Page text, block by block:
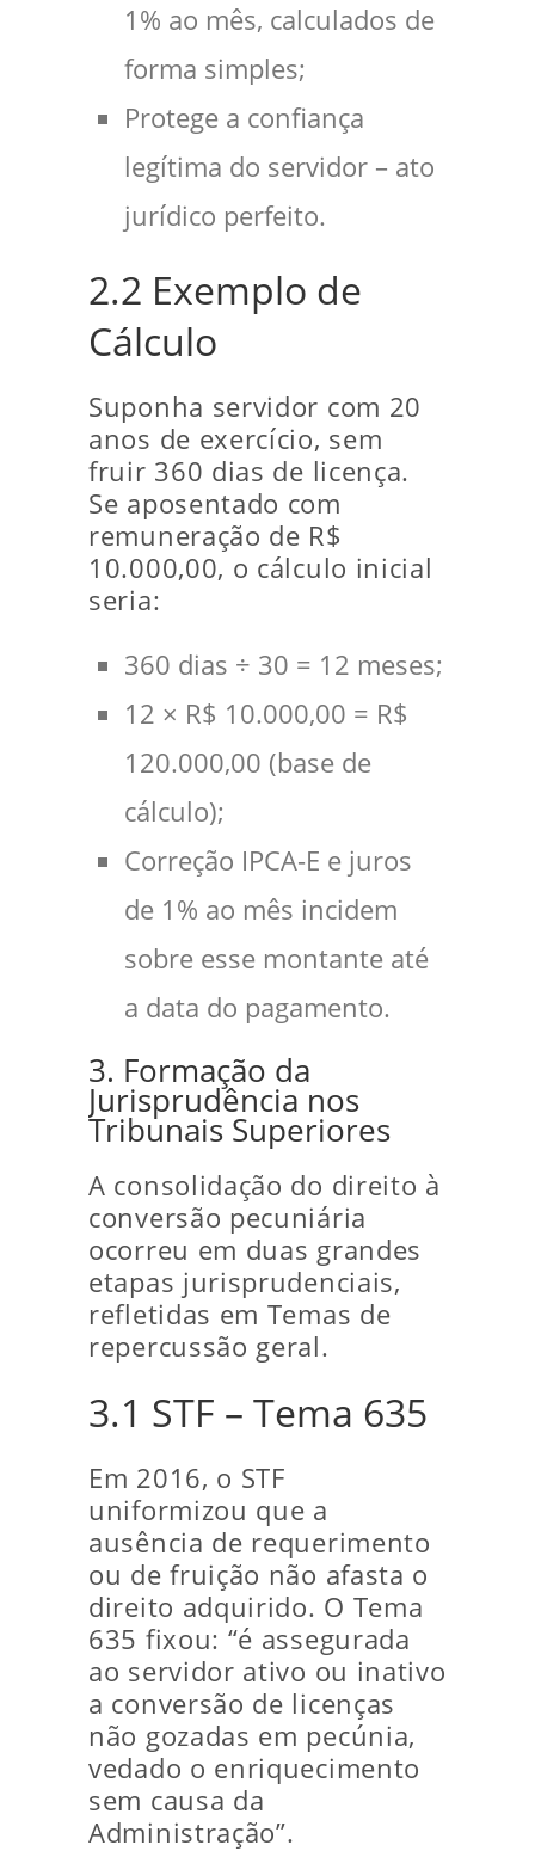
1% ao mês, calculados de
forma simples;
Protege a confiança
legítima do servidor – ato
jurídico perfeito.
2.2 Exemplo de
Cálculo
Suponha servidor com 20
anos de exercício, sem
fruir 360 dias de licença.
Se aposentado com
remuneração de R$
10.000,00, o cálculo inicial
seria:
360 dias ÷ 30 = 12 meses;
12 × R$ 10.000,00 = R$
120.000,00 (base de
cálculo);
Correção IPCA-E e juros
de 1% ao mês incidem
sobre esse montante até
a data do pagamento.
3. Formação da
Jurisprudência nos
Tribunais Superiores
A consolidação do direito à
conversão pecuniária
ocorreu em duas grandes
etapas jurisprudenciais,
refletidas em Temas de
repercussão geral.
3.1 STF – Tema 635
Em 2016, o STF
uniformizou que a
ausência de requerimento
ou de fruição não afasta o
direito adquirido. O Tema
635 fixou: “é assegurada
ao servidor ativo ou inativo
a conversão de licenças
não gozadas em pecúnia,
vedado o enriquecimento
sem causa da
Administração”.